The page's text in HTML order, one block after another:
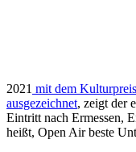
2021 mit dem
ausgezeichnet, zeigt der
Eintritt nach Ermessen,
heißt, Open Air beste